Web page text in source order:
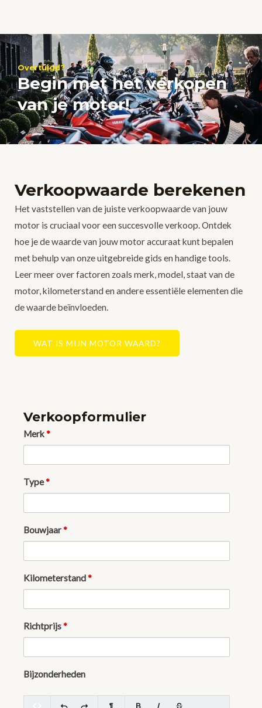
Overtuigd?
Begin met het verkopen
van je motor!
Verkoopwaarde berekenen
Het vaststellen van de juiste verkoopwaarde van jouw
motor is cruciaal voor een succesvolle verkoop. Ontdek
hoe je de waarde van jouw motor accuraat kunt bepalen
met behulp van onze uitgebreide gids en handige tools.
Leer meer over factoren zoals merk, model, staat van de
motor, kilometerstand en andere essentiële elementen die
de waarde beïnvloeden.
WAT IS MIJN MOTOR WAARD?
Verkoopformulier
Merk*
Type*
Bouwjaar*
Kilometerstand*
Richtprijs*
Bijzonderheden